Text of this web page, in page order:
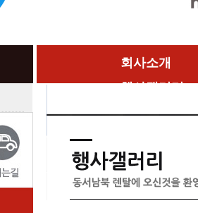
회사소개
행사갤러리